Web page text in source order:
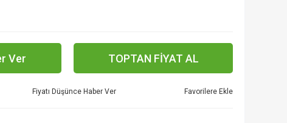
Ver TOPTAN FİYAT AL
Fiyatı Düşünce Haber Ver